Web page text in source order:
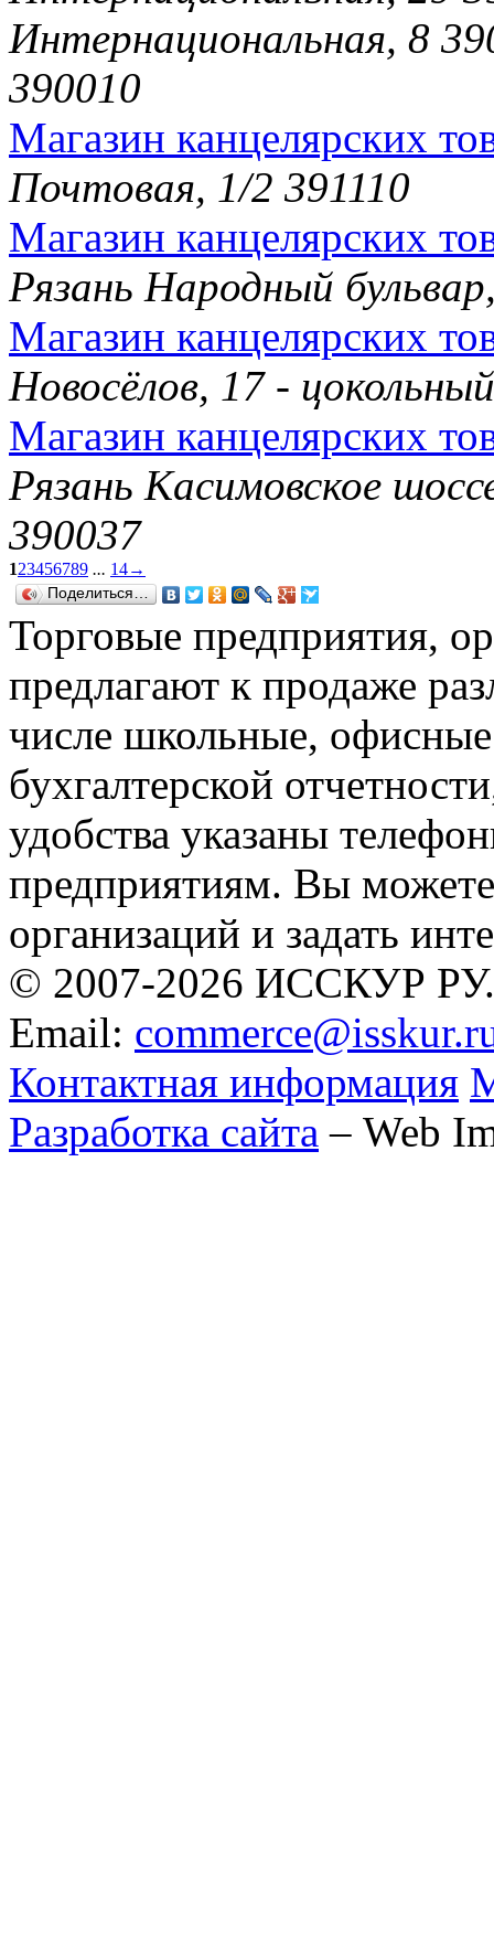
Интернациональная, 8
390010
Магазин канцелярских
Почтовая, 1/2 391110
Магазин канцелярских
Рязань Народный
Магазин канцелярских
Новосёлов, 17 -
Магазин канцелярских
Рязань Касимовское
390037
123456789 ... 14→
Поделиться…
Торговые предприятия,
предлагают к продаже
числе школьные,
бухгалтерской
удобства указаны
предприятиям. Вы можете
организаций и задать
© 2007-2026 ИССКУР РУ.
Email:
Контактная информация
Разработка сайта – Web